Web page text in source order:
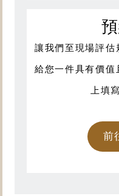
讓我們至現場評估
給您一件具有價值
上填
前